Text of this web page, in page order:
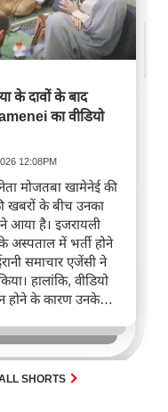
के दावों के बाद
का वीडियो
12:08PM
मोजतबा खामेनेई की
खबरों के बीच उनका
आया है। इजरायली
अस्पताल में भर्ती होने
समाचार एजेंसी ने
हालांकि, वीडियो
न होने के कारण उनके
SHORTS